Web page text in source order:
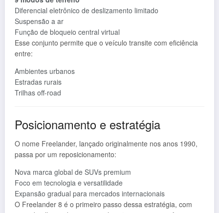
Diferencial eletrônico de deslizamento limitado
Suspensão a ar
Função de bloqueio central virtual
Esse conjunto permite que o veículo transite com eficiência
entre:
Ambientes urbanos
Estradas rurais
Trilhas off-road
Posicionamento e estratégia
O nome Freelander, lançado originalmente nos anos 1990,
passa por um reposicionamento:
Nova marca global de SUVs premium
Foco em tecnologia e versatilidade
Expansão gradual para mercados internacionais
O Freelander 8 é o primeiro passo dessa estratégia, com